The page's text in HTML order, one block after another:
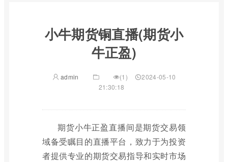
小牛期货铜直播(期货小
牛正盈)
admin (1)
2024-05-10
21:30:18
期货小牛正盈直播间是期货交易领
域备受瞩目的直播平台，致力于为投资
者提供专业的期货交易指导和实时市场